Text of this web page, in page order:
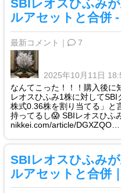
SBIレオスひふみ
ルアセットと合併
最新コメント｜ 7
2025年10月11日
なんてこった！！！購入後
レオスひふみ1株に対して
株式0.36株を割り当てる」と
持ってるし😱 SBIレオスひふ
nikkei.com/article/DGXZQO…
SBIレオスひふみ
ルアセットと合併